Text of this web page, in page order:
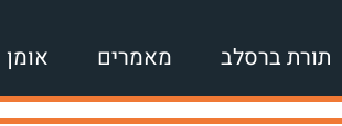
תורת ברסלב מאמרים אומן